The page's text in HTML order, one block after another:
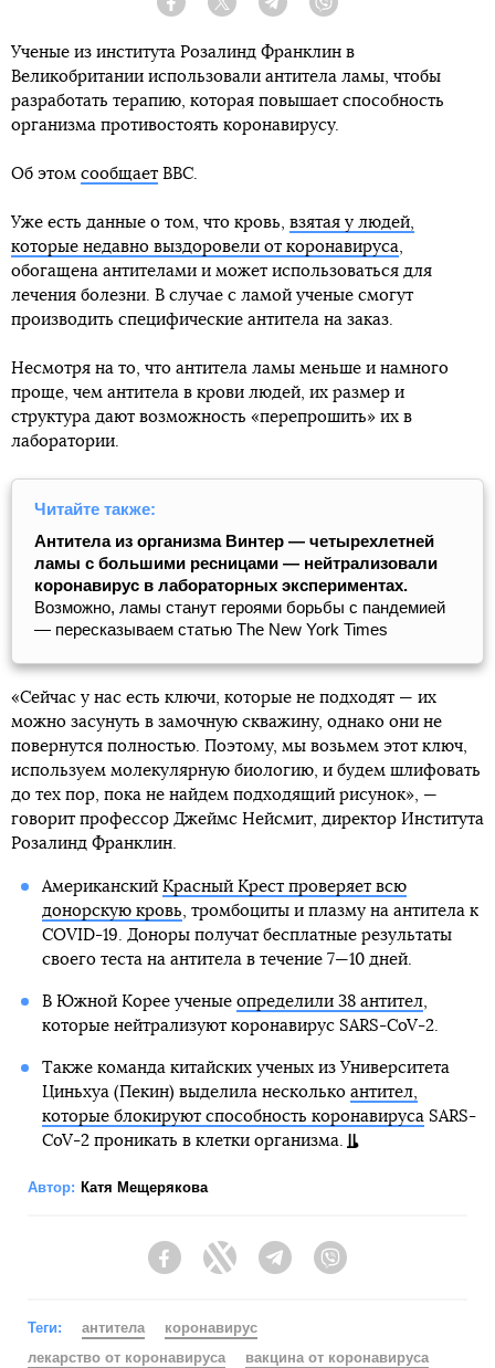
Facebook Twitter Telegram
Ученые из института Розалинд Франклин в
Великобритании использовали антитела ламы, чтобы
разработать терапию, которая повышает способность
организма противостоять коронавирусу.
Об этом сообщает ВВС.
Уже есть данные о том, что кровь, взятая у людей,
которые недавно выздоровели от коронавируса,
обогащена антителами и может использоваться для
лечения болезни. В случае с ламой ученые смогут
производить специфические антитела на заказ.
Несмотря на то, что антитела ламы меньше и намного
проще, чем антитела в крови людей, их размер и
структура дают возможность «перепрошить» их в
лаборатории.
Читайте также:
Антитела из организма Винтер — четырехлетней
ламы с большими ресницами — нейтрализовали
коронавирус в лабораторных экспериментах.
Возможно, ламы станут героями борьбы с пандемией
― пересказываем статью The New York Times
«Сейчас у нас есть ключи, которые не подходят — их
можно засунуть в замочную скважину, однако они не
повернутся полностью. Поэтому, мы возьмем этот ключ,
используем молекулярную биологию, и будем шлифовать
до тех пор, пока не найдем подходящий рисунок», —
говорит профессор Джеймс Нейсмит, директор Института
Розалинд Франклин.
Американский Красный Крест проверяет всю
донорскую кровь, тромбоциты и плазму на антитела к
COVID-19. Доноры получат бесплатные результаты
своего теста на антитела в течение 7—10 дней.
В Южной Корее ученые определили 38 антител,
которые нейтрализуют коронавирус SARS-CoV-2.
Также команда китайских ученых из Университета
Циньхуа (Пекин) выделила несколько антител,
которые блокируют способность коронавирусаSARS-
CoV-2 проникать в клетки организма.
Автор: Катя Мещерякова
FacebookTwitter Telegram
Теги: антитела
коронавирус
лекарство от коронавируса
вакцина от коронавируса